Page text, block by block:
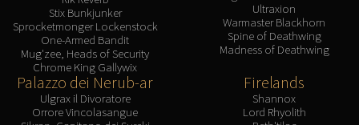
Stix Bunkjunker
Sprocketmonger Lockenstock
One-Armed Bandit
Mug'zee, Heads of Security
Chrome King Gallywix
Ultraxion
Warmaster Blackhorn
Spine of Deathwing
Madness of Deathwing
Palazzo dei Nerub-ar
Ulgrax il Divoratore
Orrore Vincolasangue
Firelands
Shannox
Lord Rhyolith